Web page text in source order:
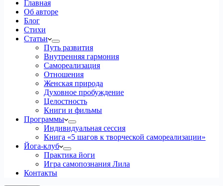
Главная
Об авторе
Блог
Стихи
Статьи
Путь развития
Внутренняя гармония
Самореализация
Отношения
Женская природа
Духовное пробуждение
Целостность
Книги и фильмы
Программы
Индивидуальная сессия
Книга «5 шагов к творческой самореализации»
Йога-клуб
Практика йоги
Игра самопознания Лила
Контакты